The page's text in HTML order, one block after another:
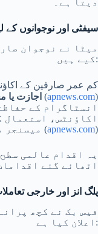
دیتا ہے۔
سیفٹی اور نوجوانوں کے
میٹا نے نوجوان
کیے ہیں:
کم عمر صارفین کے
اجازت یا کے تحت ہوں گے۔ (apnews.com)
انسٹاگرام کے
اکاؤنٹس، استعمال
میسنجر میں بھی نافذ کیے جا رہے ہیں۔ (apnews.com)
یہ اقدام عالمی
اٹھائے گئے
پلگ انز اور خارجی
فیس بک نے کچھ
اعلان کیا ہے: